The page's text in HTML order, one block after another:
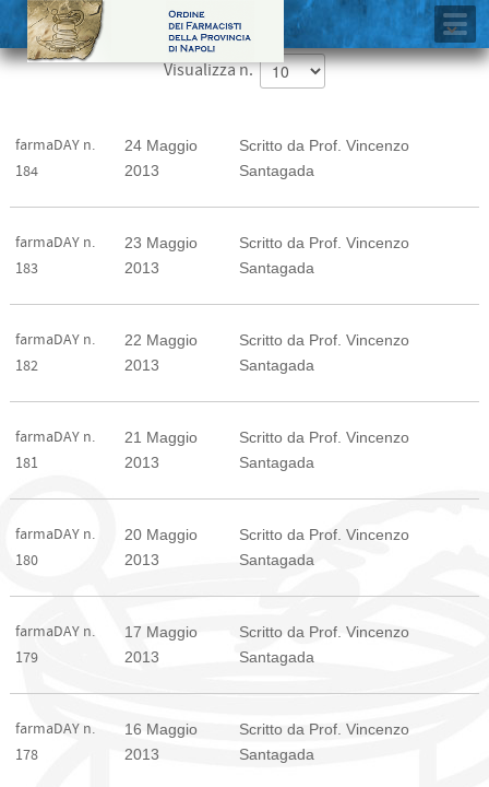
Visualizza n.
farmaDAY n.
184
24 Maggio
2013
Scritto da Prof. Vincenzo
Santagada
farmaDAY n.
183
23 Maggio
2013
Scritto da Prof. Vincenzo
Santagada
farmaDAY n.
182
22 Maggio
2013
Scritto da Prof. Vincenzo
Santagada
farmaDAY n.
181
21 Maggio
2013
Scritto da Prof. Vincenzo
Santagada
farmaDAY n.
180
20 Maggio
2013
Scritto da Prof. Vincenzo
Santagada
farmaDAY n.
179
17 Maggio
2013
Scritto da Prof. Vincenzo
Santagada
farmaDAY n.
178
16 Maggio
2013
Scritto da Prof. Vincenzo
Santagada